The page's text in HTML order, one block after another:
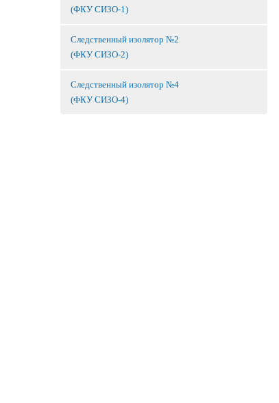
(ФКУ СИЗО-1)
Следственный изолятор №2
(ФКУ СИЗО-2)
Следственный изолятор №4
(ФКУ СИЗО-4)